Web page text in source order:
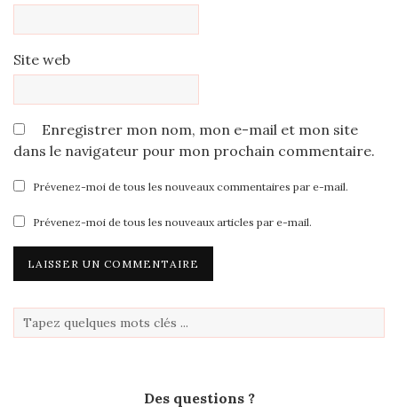
Site web
Enregistrer mon nom, mon e-mail et mon site
dans le navigateur pour mon prochain commentaire.
Prévenez-moi de tous les nouveaux commentaires par e-mail.
Prévenez-moi de tous les nouveaux articles par e-mail.
Des questions ?